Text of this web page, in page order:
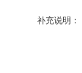
补充说明：